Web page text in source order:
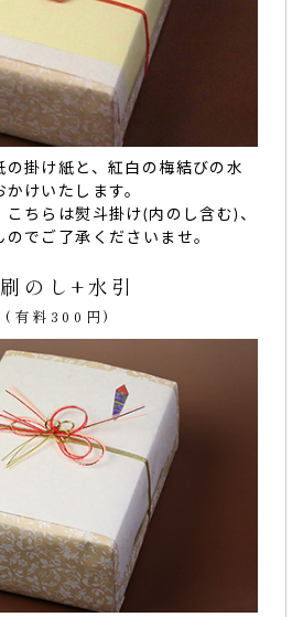
の掛け紙と、紅白の梅結びの水
けいたします。
ちらは熨斗掛け(内のし含む)、
でご了承くださいませ。
のし+水引
(有料300円)